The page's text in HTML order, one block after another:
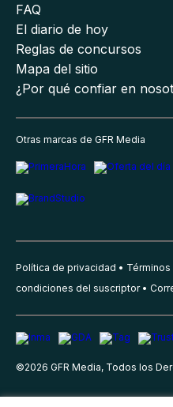
FAQ
El diario de hoy
Reglas de concursos
Mapa del sitio
¿Por qué confiar en
Otras marcas de GFR Media
Política de privacidad
condiciones del suscriptor
©2026 GFR Media, Todos los